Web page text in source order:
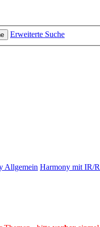
Erweiterte Suche
Allgemein Harmony mit IR/